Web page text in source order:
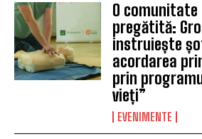
O comunitate
pregătită:
instruiește
acordarea
prin
vieți”
EVENIMENTE